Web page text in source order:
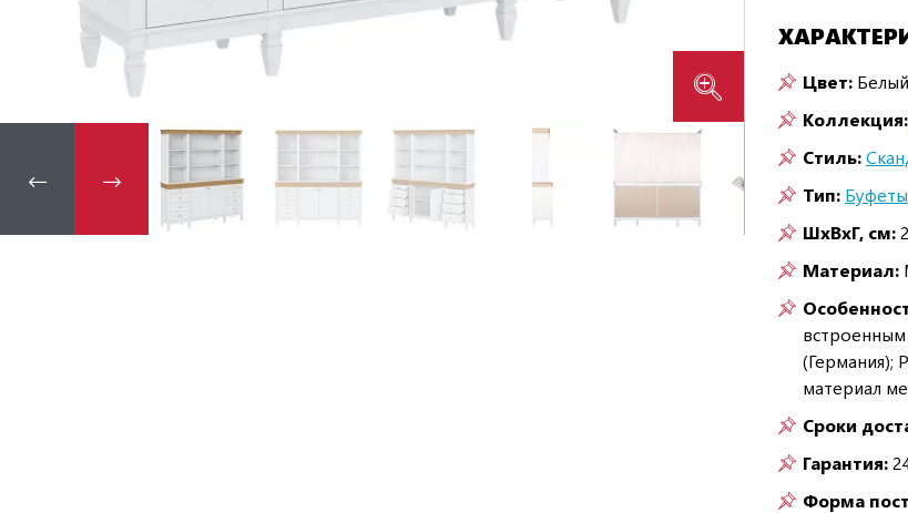
Цвет:
Коллекция:
Стиль:
Тип: Буфеты
ШxВxГ, см:
Материал:
(Германия);
материал
Сроки
Гарантия:
Форма